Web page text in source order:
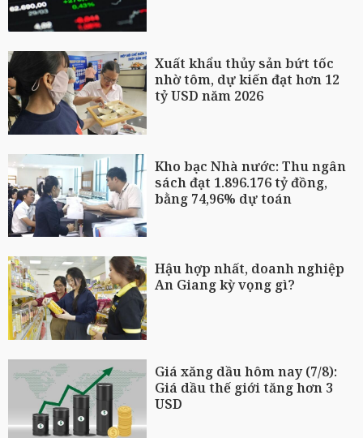
Xuất khẩu thủy sản bứt tốc
nhờ tôm, dự kiến đạt hơn 12
tỷ USD năm 2026
Kho bạc Nhà nước: Thu ngân
sách đạt 1.896.176 tỷ đồng,
bằng 74,96% dự toán
Hậu hợp nhất, doanh nghiệp
An Giang kỳ vọng gì?
Giá xăng dầu hôm nay (7/8):
Giá dầu thế giới tăng hơn 3
USD